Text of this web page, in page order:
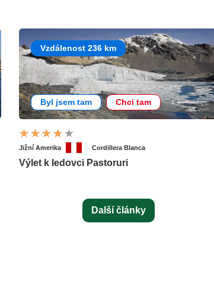
Vzdálenost 236 km
Byl jsem tam Chci tam
Jižní Amerika Cordillera Blanca
Výlet k ledovci Pastoruri
Další články